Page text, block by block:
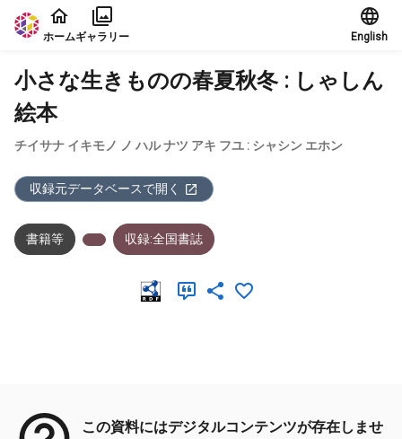
本文に飛ぶ
ホームギャラリー English
小さな生きものの春夏秋冬 : しゃしん
絵本
チイサナ イキモノ ノ ハル ナツ アキ フユ : シャシン エホン
収録元データベースで開く
書籍等 収録:全国書誌
この資料にはデジタルコンテンツが存在しませ